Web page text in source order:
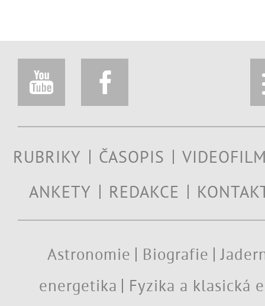
RUBRIKY ČASOPIS
ANKETY
REDAKCE
Astronomie Biografie
energetika
Fyzika a klasická